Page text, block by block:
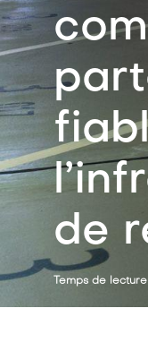
de
Temps de